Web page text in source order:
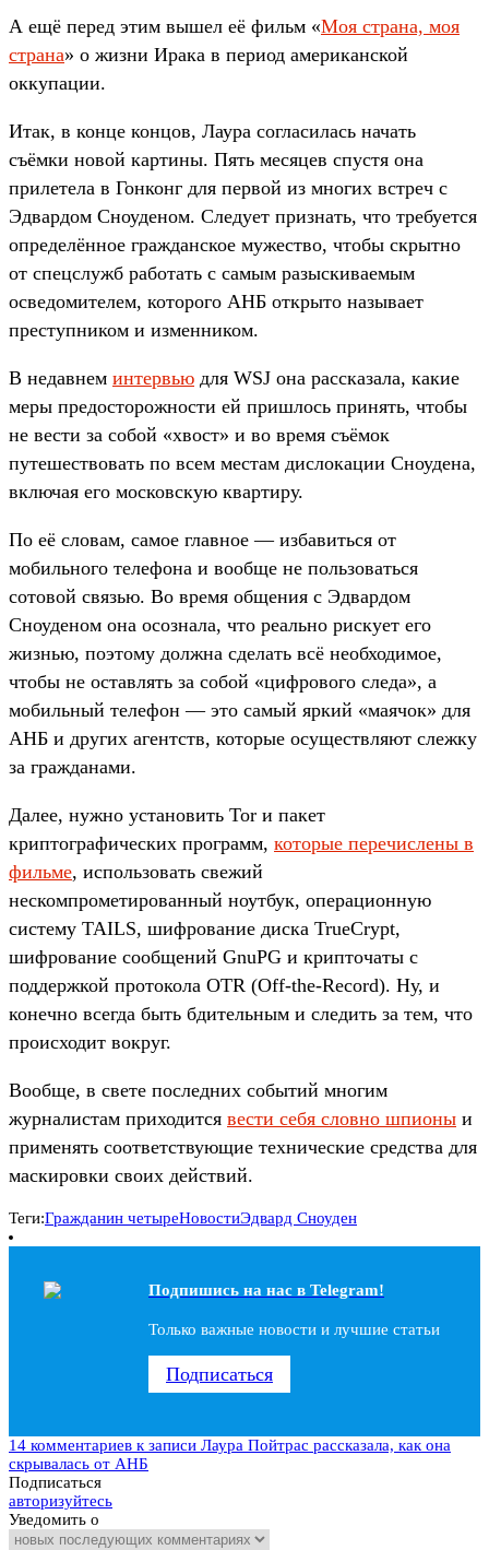
А ещё перед этим вышел её фильм «Моя страна, моя
страна» о жизни Ирака в период американской
оккупации.
Итак, в конце концов, Лаура согласилась начать
съёмки новой картины. Пять месяцев спустя она
прилетела в Гонконг для первой из многих встреч с
Эдвардом Сноуденом. Следует признать, что требуется
определённое гражданское мужество, чтобы скрытно
от спецслужб работать с самым разыскиваемым
осведомителем, которого АНБ открыто называет
преступником и изменником.
В недавнем интервью для WSJ она рассказала, какие
меры предосторожности ей пришлось принять, чтобы
не вести за собой «хвост» и во время съёмок
путешествовать по всем местам дислокации Сноудена,
включая его московскую квартиру.
По её словам, самое главное — избавиться от
мобильного телефона и вообще не пользоваться
сотовой связью. Во время общения с Эдвардом
Сноуденом она осознала, что реально рискует его
жизнью, поэтому должна сделать всё необходимое,
чтобы не оставлять за собой «цифрового следа», а
мобильный телефон — это самый яркий «маячок» для
АНБ и других агентств, которые осуществляют слежку
за гражданами.
Далее, нужно установить Tor и пакет
криптографических программ, которые перечислены в
фильме, использовать свежий
нескомпрометированный ноутбук, операционную
систему TAILS, шифрование диска TrueCrypt,
шифрование сообщений GnuPG и крипточаты с
поддержкой протокола OTR (Off-the-Record). Ну, и
конечно всегда быть бдительным и следить за тем, что
происходит вокруг.
Вообще, в свете последних событий многим
журналистам приходится вести себя словно шпионы и
применять соответствующие технические средства для
маскировки своих действий.
Теги:Гражданин четыреНовостиЭдвард Сноуден
Подпишись на наc в Telegram!
Только важные новости и лучшие статьи
Подписаться
14 комментариев к записи Лаура Пойтрас рассказала, как она
скрывалась от АНБ
Подписаться
авторизуйтесь
Уведомить о